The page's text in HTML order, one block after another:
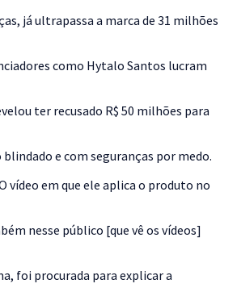
já ultrapassa a marca de 31 milhões
como Hytalo Santos lucram
ter recusado R$ 50 milhões para
blindado e com seguranças por medo.
vídeo em que ele aplica o produto no
nesse público [que vê os vídeos]
foi procurada para explicar a